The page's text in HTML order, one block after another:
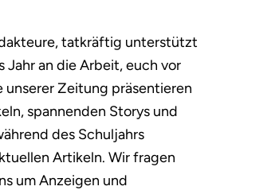
tatkräftig unterstützt
Jahr an die Arbeit, euch vor
unserer Zeitung präsentieren
spannenden Storys und
des Schuljahrs
Artikeln. Wir fragen
um Anzeigen und